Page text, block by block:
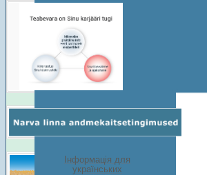
Інформація для
українських